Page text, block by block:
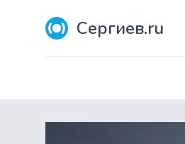
Сергиев.ru